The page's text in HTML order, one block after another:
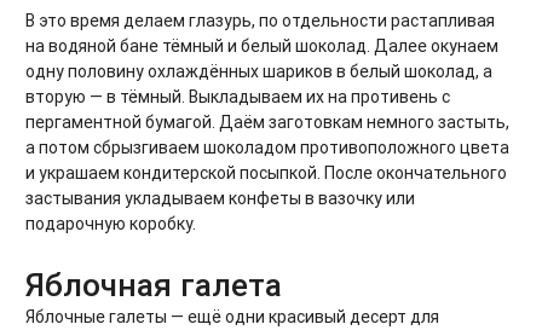
В это время делаем глазурь, по отдельности растапливая
на водяной бане тёмный и белый шоколад. Далее окунаем
одну половину охлаждённых шариков в белый шоколад, а
вторую — в тёмный. Выкладываем их на противень с
пергаментной бумагой. Даём заготовкам немного застыть,
а потом сбрызгиваем шоколадом противоположного цвета
и украшаем кондитерской посыпкой. После окончательного
застывания укладываем конфеты в вазочку или
подарочную коробку.
Яблочная галета
Яблочные галеты — ещё одни красивый десерт для